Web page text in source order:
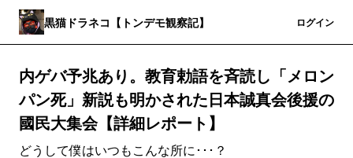
黒猫ドラネコ【トンデモ観察記】 ログイン
内ゲバ予兆あり。教育勅語を斉読し「メロン
パン死」新説も明かされた日本誠真会後援の
國民大集会【詳細レポート】
どうして僕はいつもこんな所に･･･？